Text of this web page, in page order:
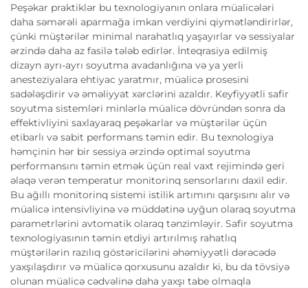
Peşəkar praktiklər bu texnologiyanın onlara müalicələri
daha səmərəli aparmağa imkan verdiyini qiymətləndirirlər,
çünki müştərilər minimal narahatlıq yaşayırlar və sessiyalar
ərzində daha az fasilə tələb edirlər. İnteqrasiya edilmiş
dizayn ayrı-ayrı soyutma avadanlığına və ya yerli
anesteziyalara ehtiyac yaratmır, müalicə prosesini
sadələşdirir və əməliyyat xərclərini azaldır. Keyfiyyətli safir
soyutma sistemləri minlərlə müalicə dövründən sonra da
effektivliyini saxlayaraq peşəkarlar və müştərilər üçün
etibarlı və sabit performans təmin edir. Bu texnologiya
həmçinin hər bir sessiya ərzində optimal soyutma
performansını təmin etmək üçün real vaxt rejimində geri
əlaqə verən temperatur monitorinq sensorlarını daxil edir.
Bu ağıllı monitorinq sistemi istilik artımını qarşısını alır və
müalicə intensivliyinə və müddətinə uyğun olaraq soyutma
parametrlərini avtomatik olaraq tənzimləyir. Safir soyutma
texnologiyasının təmin etdiyi artırılmış rahatlıq
müştərilərin razılıq göstəricilərini əhəmiyyətli dərəcədə
yaxşılaşdırır və müalicə qorxusunu azaldır ki, bu da tövsiyə
olunan müalicə cədvəlinə daha yaxşı tabe olmaqla